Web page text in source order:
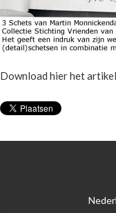
Download hier het